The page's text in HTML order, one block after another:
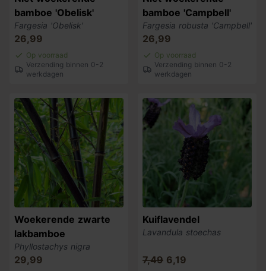
bamboe 'Obelisk'
Fargesia 'Obelisk'
26,99
Op voorraad
Verzending binnen 0-2
werkdagen
bamboe 'Campbell'
Fargesia robusta 'Campbell'
26,99
Op voorraad
Verzending binnen 0-2
werkdagen
Woekerende zwarte
lakbamboe
Phyllostachys nigra
29,99
Kuiflavendel
Lavandula stoechas
7,49 6,19